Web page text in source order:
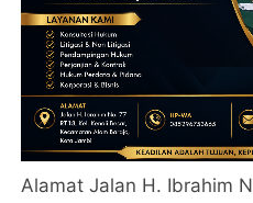
Alamat Jalan H. Ibrahim